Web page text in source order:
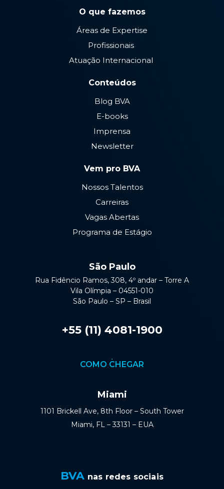
O que fazemos
Áreas de Expertise
Profissionais
Atuação Internacional
Conteúdos
Blog BVA
E-books
Imprensa
Newsletter
Vem pro BVA
Nossos Talentos
Carreiras
Vagas Abertas
Programa de Estágio
São Paulo
Rua Fidêncio Ramos, 308, 4º andar – Torre A
Vila Olímpia – 04551-010
São Paulo – SP – Brasil
+55 (11) 4081-1900
COMO CHEGAR
Miami
1101 Brickell Ave, 8th Floor – South Tower
Miami, FL – 33131 – EUA
BVA nas redes sociais